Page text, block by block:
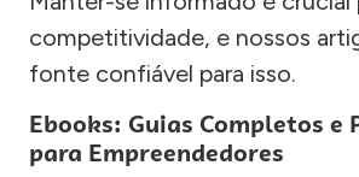
competitividade, e nossos
fonte confiável para isso.
Ebooks: Guias Completos e
para Empreendedores